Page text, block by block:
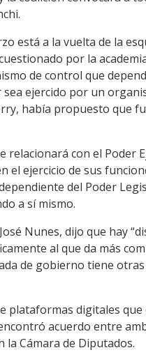
está a la vuelta de la
por la
de control que
ejercido por un
había propuesto que
relacionará con el Poder
el ejercicio de sus
del Poder
a sí mismo.
Nunes, dijo que hay
al que da más
de gobierno tiene
plataformas digitales
acuerdo entre
la Cámara de Diputados.